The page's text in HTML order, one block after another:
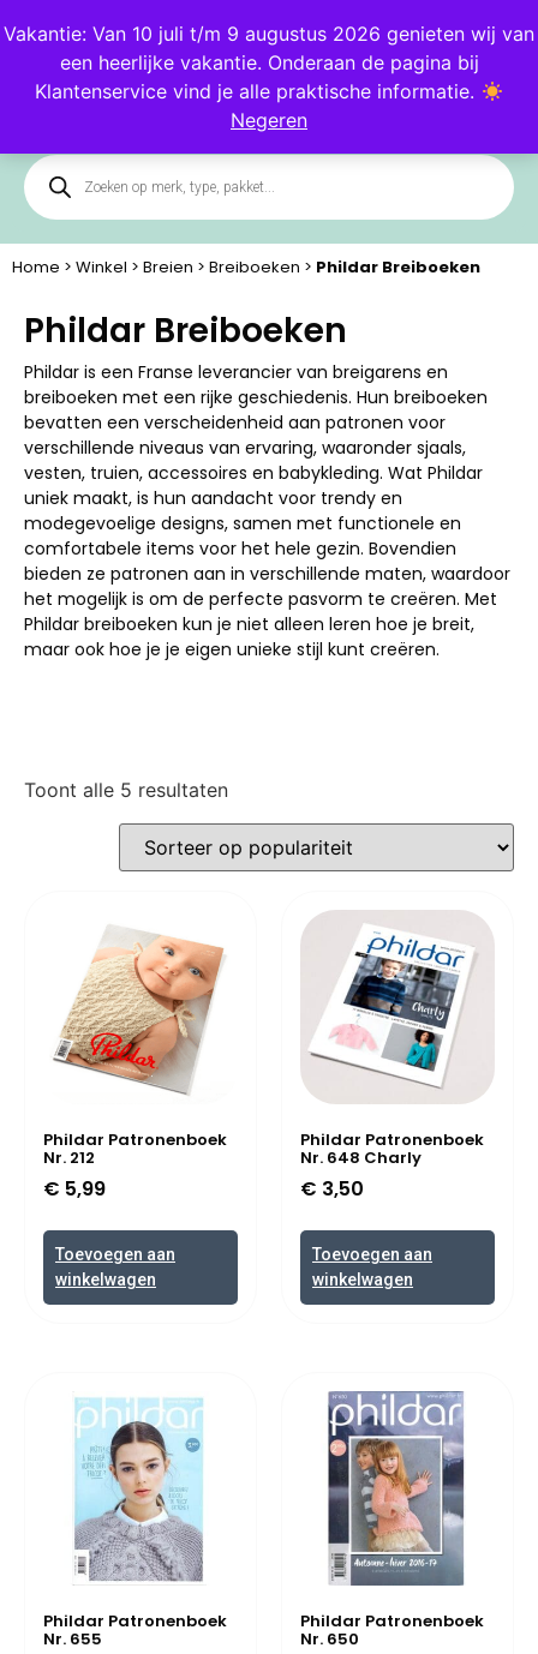
Vakantie: Van 10 juli t/m 9 augustus 2026 genieten wij van
een heerlijke vakantie. Onderaan de pagina bij
Klantenservice vind je alle praktische informatie.
Negeren
BlogKlantenservice
Home > Winkel > Breien > Breiboeken > Phildar Breiboeken
Phildar Breiboeken
Phildar is een Franse leverancier van breigarens en
breiboeken met een rijke geschiedenis. Hun breiboeken
bevatten een verscheidenheid aan patronen voor
verschillende niveaus van ervaring, waaronder sjaals,
vesten, truien, accessoires en babykleding. Wat Phildar
uniek maakt, is hun aandacht voor trendy en
modegevoelige designs, samen met functionele en
comfortabele items voor het hele gezin. Bovendien
bieden ze patronen aan in verschillende maten, waardoor
het mogelijk is om de perfecte pasvorm te creëren. Met
Phildar breiboeken kun je niet alleen leren hoe je breit,
maar ook hoe je je eigen unieke stijl kunt creëren.
Toont alle 5 resultaten
Phildar Patronenboek
Nr. 212
€ 5,99
Toevoegen aan
winkelwagen
Phildar Patronenboek
Nr. 648 Charly
€ 3,50
Toevoegen aan
winkelwagen
Phildar Patronenboek
Nr. 655
Phildar Patronenboek
Nr. 650